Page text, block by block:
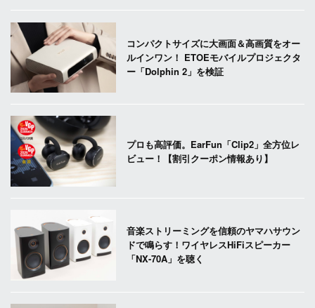
コンパクトサイズに大画面＆高画質をオー
ルインワン！ ETOEモバイルプロジェクタ
ー「Dolphin 2」を検証
プロも高評価。EarFun「Clip2」全方位レ
ビュー！【割引クーポン情報あり】
音楽ストリーミングを信頼のヤマハサウン
ドで鳴らす！ワイヤレスHiFiスピーカー
「NX-70A」を聴く